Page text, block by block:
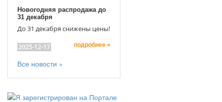
Новогодняя распродажа до
31 декабря
До 31 декабря снижены цены!
2025-12-17 подробнее »
Все новости »